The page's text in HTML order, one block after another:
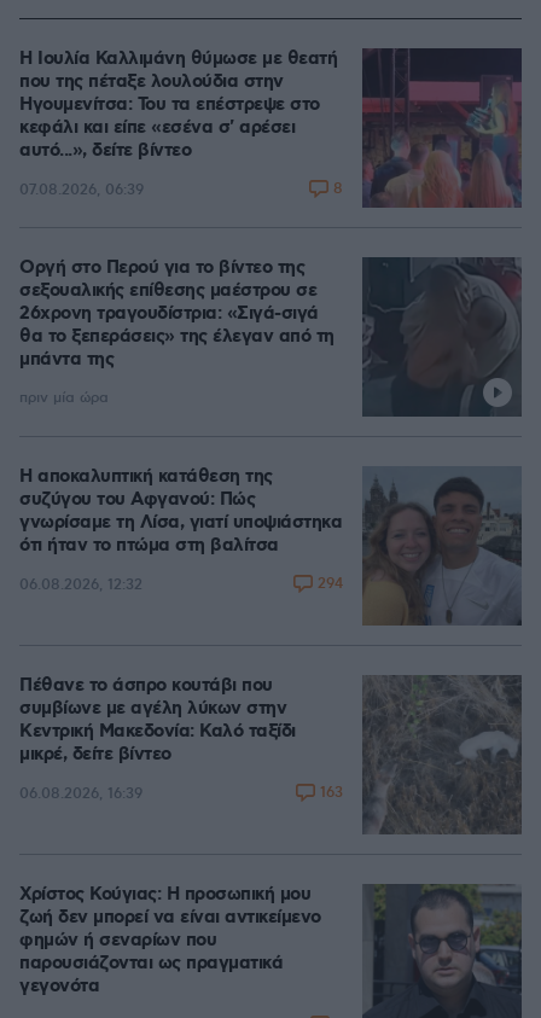
Η Ιουλία Καλλιμάνη θύμωσε με θεατή
που της πέταξε λουλούδια στην
Ηγουμενίτσα: Του τα επέστρεψε στο
κεφάλι και είπε «εσένα σ' αρέσει
αυτό...», δείτε βίντεο
07.08.2026, 06:39 8
Οργή στο Περού για το βίντεο της
σεξουαλικής επίθεσης μαέστρου σε
26χρονη τραγουδίστρια: «Σιγά-σιγά
θα το ξεπεράσεις» της έλεγαν από τη
μπάντα της
πριν μία ώρα
Η αποκαλυπτική κατάθεση της
συζύγου του Αφγανού: Πώς
γνωρίσαμε τη Λίσα, γιατί υποψιάστηκα
ότι ήταν το πτώμα στη βαλίτσα
06.08.2026, 12:32 294
Πέθανε το άσπρο κουτάβι που
συμβίωνε με αγέλη λύκων στην
Κεντρική Μακεδονία: Καλό ταξίδι
μικρέ, δείτε βίντεο
06.08.2026, 16:39 163
Χρίστος Κούγιας: Η προσωπική μου
ζωή δεν μπορεί να είναι αντικείμενο
φημών ή σεναρίων που
παρουσιάζονται ως πραγματικά
γεγονότα